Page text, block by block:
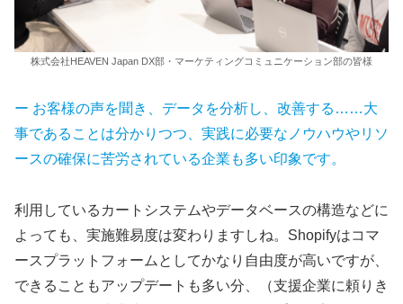
株式会社HEAVEN Japan DX部・マーケティングコミュニケーション部の皆様
ー お客様の声を聞き、データを分析し、改善する……大
事であることは分かりつつ、実践に必要なノウハウやリソ
ースの確保に苦労されている企業も多い印象です。
利用しているカートシステムやデータベースの構造などに
よっても、実施難易度は変わりますしね。Shopifyはコマ
ースプラットフォームとしてかなり自由度が高いですが、
できることもアップデートも多い分、（支援企業に頼りき